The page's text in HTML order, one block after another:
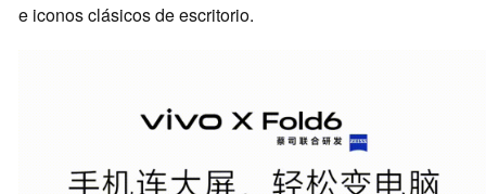
e iconos clásicos de escritorio.